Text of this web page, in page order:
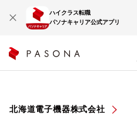
ハイクラス転職
パソナキャリア公式アプリ
北海道電子機器株式会社